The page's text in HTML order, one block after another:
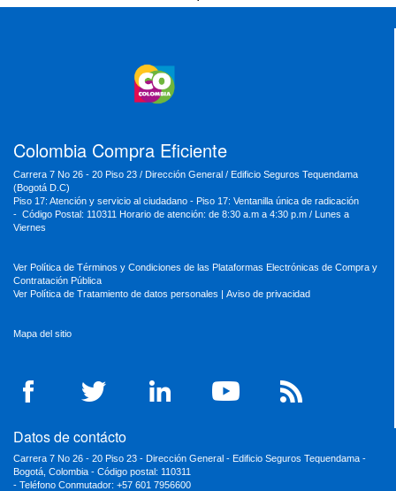
MinRelaciones
MinHacienda
Colombia Compra Eficiente
Carrera 7 No 26 - 20 Piso 23 / Dirección General / Edificio Seguros Tequendama
(Bogotá D.C)
Piso 17: Atención y servicio al ciudadano - Piso 17: Ventanilla única de radicación
- Código Postal: 110311 Horario de atención: de 8:30 a.m a 4:30 p.m / Lunes a
Viernes
Ver Política de Términos y Condiciones de las Plataformas Electrónicas de Compra y
Contratación Pública
Ver Política de Tratamiento de datos personales | Aviso de privacidad
Mapa del sitio
Datos de contácto
Carrera 7 No 26 - 20 Piso 23 - Dirección General - Edificio Seguros Tequendama -
Bogotá, Colombia - Código postal: 110311
- Teléfono Conmutador: +57 601 7956600